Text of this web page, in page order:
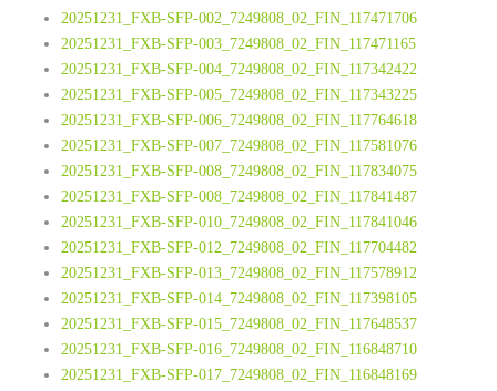
20251231_FXB-SFP-002_7249808_02_FIN_117471706
20251231_FXB-SFP-003_7249808_02_FIN_117471165
20251231_FXB-SFP-004_7249808_02_FIN_117342422
20251231_FXB-SFP-005_7249808_02_FIN_117343225
20251231_FXB-SFP-006_7249808_02_FIN_117764618
20251231_FXB-SFP-007_7249808_02_FIN_117581076
20251231_FXB-SFP-008_7249808_02_FIN_117834075
20251231_FXB-SFP-008_7249808_02_FIN_117841487
20251231_FXB-SFP-010_7249808_02_FIN_117841046
20251231_FXB-SFP-012_7249808_02_FIN_117704482
20251231_FXB-SFP-013_7249808_02_FIN_117578912
20251231_FXB-SFP-014_7249808_02_FIN_117398105
20251231_FXB-SFP-015_7249808_02_FIN_117648537
20251231_FXB-SFP-016_7249808_02_FIN_116848710
20251231_FXB-SFP-017_7249808_02_FIN_116848169